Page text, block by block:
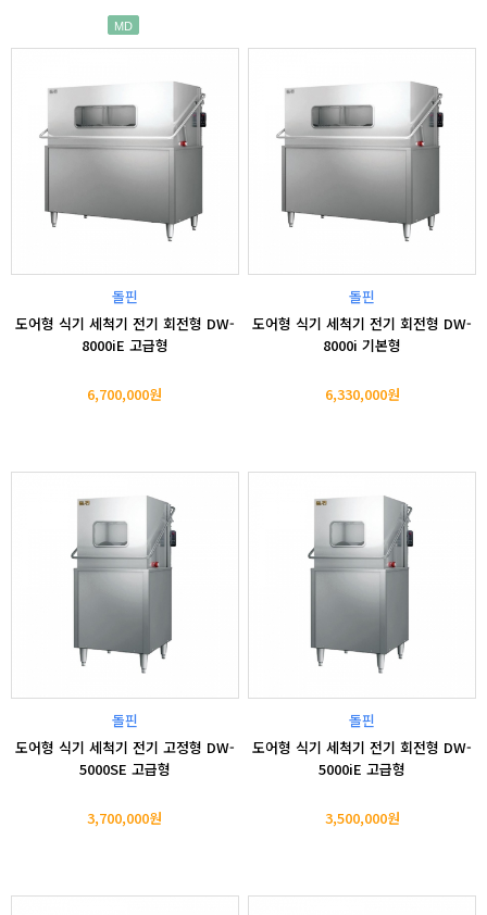
MD
돌핀
도어형 식기 세척기 전기 회전형 DW-
8000iE 고급형
6,700,000원
돌핀
도어형 식기 세척기 전기 회전형 DW-
8000i 기본형
6,330,000원
돌핀
도어형 식기 세척기 전기 고정형 DW-
5000SE 고급형
3,700,000원
돌핀
도어형 식기 세척기 전기 회전형 DW-
5000iE 고급형
3,500,000원